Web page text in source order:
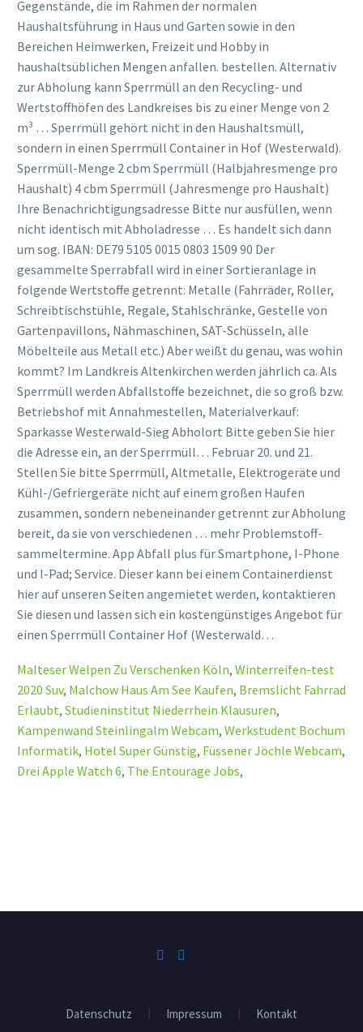
Malteser Welpen Zu Verschenken Köln, Winterreifen-test
2020 Suv, Malchow Haus Am See Kaufen, Bremslicht Fahrrad
Erlaubt, Studieninstitut Niederrhein Klausuren,
Kampenwand Steinlingalm Webcam, Werkstudent Bochum
Informatik, Hotel Super Günstig, Füssener Jöchle Webcam,
Drei Apple Watch 6, The Entourage Jobs,
Datenschutz Impressum Kontakt